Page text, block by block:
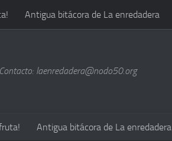
Antigua bitácora de La enredadera
laenredadera@nodo50.org
Antigua bitácora de La enredadera